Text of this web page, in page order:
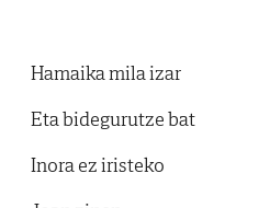
​Hamaika mila izar
Eta bidegurutze bat
Inora ez iristeko